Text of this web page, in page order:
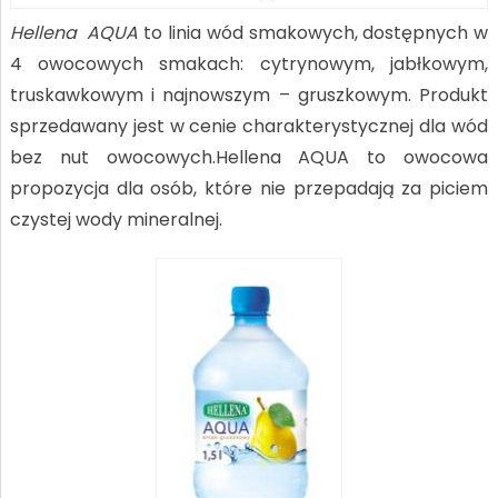
Hellena AQUA to linia wód smakowych, dostępnych w
4 owocowych smakach: cytrynowym, jabłkowym,
truskawkowym i najnowszym – gruszkowym. Produkt
sprzedawany jest w cenie charakterystycznej dla wód
bez nut owocowych.Hellena AQUA to owocowa
propozycja dla osób, które nie przepadają za piciem
czystej wody mineralnej.